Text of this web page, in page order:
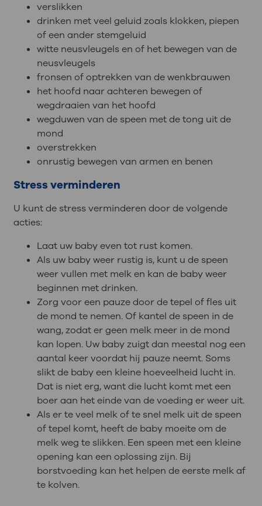
verslikken
drinken met veel geluid zoals klokken, piepen
of een ander stemgeluid
witte neusvleugels en of het bewegen van de
neusvleugels
fronsen of optrekken van de wenkbrauwen
het hoofd naar achteren bewegen of
wegdraaien van het hoofd
wegduwen van de speen met de tong uit de
mond
overstrekken
onrustig bewegen van armen en benen
Stress verminderen
U kunt de stress verminderen door de volgende
acties:
Laat uw baby even tot rust komen.
Als uw baby weer rustig is, kunt u de speen
weer vullen met melk en kan de baby weer
beginnen met drinken.
Zorg voor een pauze door de tepel of fles uit
de mond te nemen. Of kantel de speen in de
wang, zodat er geen melk meer in de mond
kan lopen. Uw baby zuigt dan meestal nog een
aantal keer voordat hij pauze neemt. Soms
slikt de baby een kleine hoeveelheid lucht in.
Dat is niet erg, want die lucht komt met een
boer aan het einde van de voeding er weer uit.
Als er te veel melk of te snel melk uit de speen
of tepel komt, heeft de baby moeite om de
melk weg te slikken. Een speen met een kleine
opening kan een oplossing zijn. Bij
borstvoeding kan het helpen de eerste melk af
te kolven.